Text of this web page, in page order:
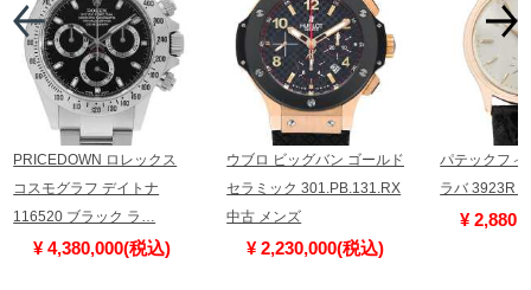
PRICEDOWN ロレックス
コスモグラフ デイトナ
116520 ブラック ラ…
¥ 4,380,000(税込)
ウブロ ビッグバン ゴールド
セラミック 301.PB.131.RX
中古 メンズ
¥ 2,230,000(税込)
パテックフィ
ラバ 3923R
¥